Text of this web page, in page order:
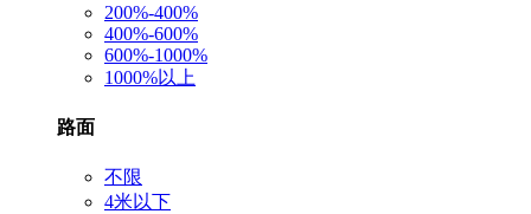
200%-400%
400%-600%
600%-1000%
1000%以上
路面
不限
4米以下